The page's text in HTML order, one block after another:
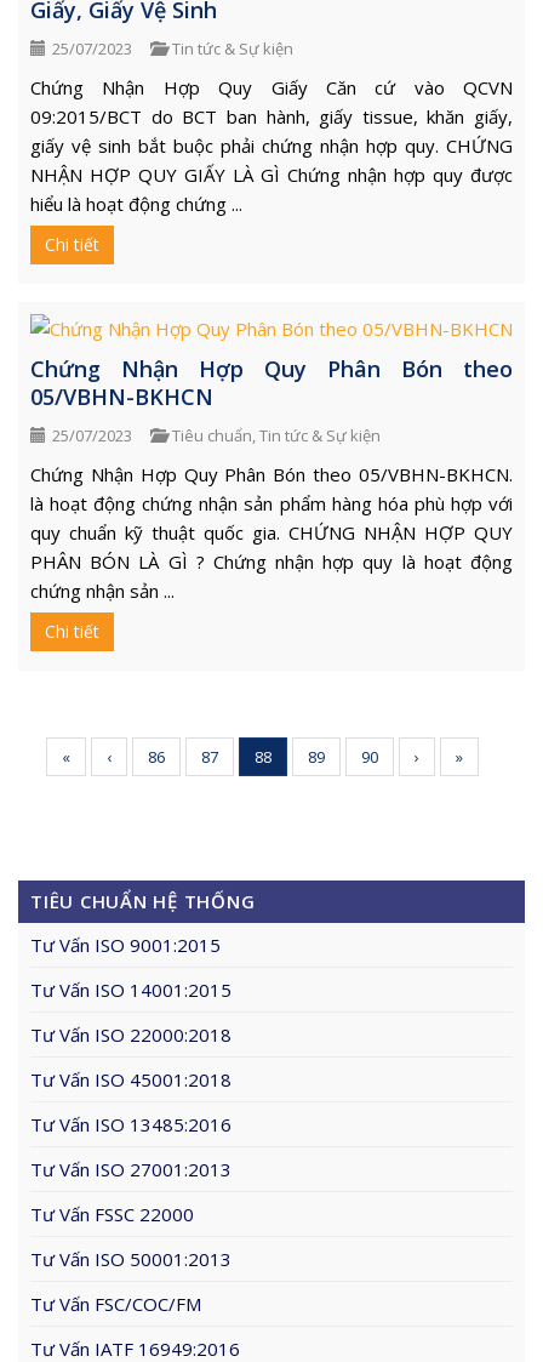
TIÊU CHUẨN HỆ THỐNG
Tư Vấn ISO 9001:2015
Tư Vấn ISO 14001:2015
Tư Vấn ISO 22000:2018
Tư Vấn ISO 45001:2018
Tư Vấn ISO 13485:2016
Tư Vấn ISO 27001:2013
Tư Vấn FSSC 22000
Tư Vấn ISO 50001:2013
Tư Vấn FSC/COC/FM
Tư Vấn IATF 16949:2016
Giấy, Giấy Vệ Sinh
25/07/2023 Tin tức & Sự kiện
Chứng Nhận Hợp Quy Giấy Căn cứ vào QCVN
09:2015/BCT do BCT ban hành, giấy tissue, khăn giấy,
giấy vệ sinh bắt buộc phải chứng nhận hợp quy. CHỨNG
NHẬN HỢP QUY GIẤY LÀ GÌ Chứng nhận hợp quy được
hiểu là hoạt động chứng ...
Chi tiết
Chứng Nhận Hợp Quy Phân Bón theo
05/VBHN-BKHCN
25/07/2023 Tiêu chuẩn,Tin tức & Sự kiện
Chứng Nhận Hợp Quy Phân Bón theo 05/VBHN-BKHCN.
là hoạt động chứng nhận sản phẩm hàng hóa phù hợp với
quy chuẩn kỹ thuật quốc gia. CHỨNG NHẬN HỢP QUY
PHÂN BÓN LÀ GÌ ? Chứng nhận hợp quy là hoạt động
chứng nhận sản ...
Chi tiết
« ‹ 86 87 88 89 90 › »